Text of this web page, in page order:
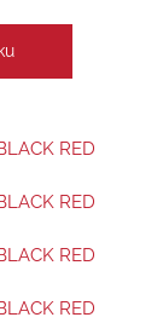
RED
RED
RED
RED